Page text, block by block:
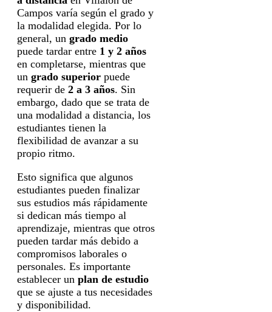
Campos varía según el grado y
la modalidad elegida. Por lo
general, un grado medio
puede tardar entre 1 y 2 años
en completarse, mientras que
un grado superior puede
requerir de 2 a 3 años. Sin
embargo, dado que se trata de
una modalidad a distancia, los
estudiantes tienen la
flexibilidad de avanzar a su
propio ritmo.
Esto significa que algunos
estudiantes pueden finalizar
sus estudios más rápidamente
si dedican más tiempo al
aprendizaje, mientras que otros
pueden tardar más debido a
compromisos laborales o
personales. Es importante
establecer un plan de estudio
que se ajuste a tus necesidades
y disponibilidad.